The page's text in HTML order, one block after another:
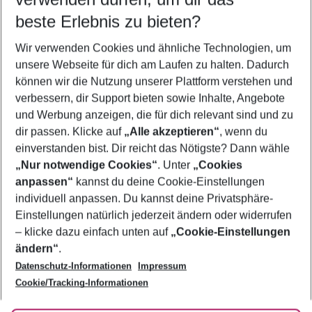
5-8 Nächte
2 Erwachsene Keine Kinder
Mehr Filter anzeigen
Footer
Footer navigation
Über uns
AGB
Bestpreisgarantie
Cookie-Einstellungen ändern
Cookie-Richtlinie
Agenturbetreuung
Barrierefreies Reisen
Folge uns
beste Erlebnis zu bieten?
Wir verwenden Cookies und ähnliche Technologien, um
unsere Webseite für dich am Laufen zu halten. Dadurch
können wir die Nutzung unserer Plattform verstehen und
verbessern, dir Support bieten sowie Inhalte, Angebote
und Werbung anzeigen, die für dich relevant sind und zu
dir passen. Klicke auf „Alle akzeptieren“, wenn du
einverstanden bist. Dir reicht das Nötigste? Dann wähle
„Nur notwendige Cookies“. Unter „Cookies
anpassen“ kannst du deine Cookie-Einstellungen
individuell anpassen. Du kannst deine Privatsphäre-
Einstellungen natürlich jederzeit ändern oder widerrufen
– klicke dazu einfach unten auf „Cookie-Einstellungen
ändern“.
Datenschutz-Informationen
Impressum
Cookie/Tracking-Informationen